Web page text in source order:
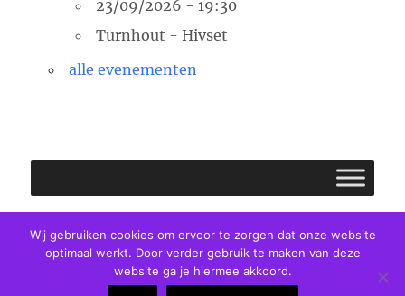
23/09/2026 - 19:30
Turnhout - Hivset
alle evenementen
Facebook
E-
mail
Twitter
Pastorale Eenheid Clara van Assisi Privacybeleid
Wij gebruiken cookies om ervoor te zorgen dat onze website
optimaal werkt. Door verder gebruik te maken van deze
website ga je hiermee akkoord.